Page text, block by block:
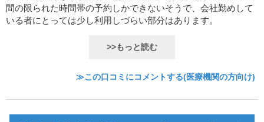
間の限られた時間帯の予約しかできないそうで、会社勤めして
いる者にとっては少し利用しづらい部分はあります。
>>もっと読む
≫この口コミにコメントする(医療機関の方向け)